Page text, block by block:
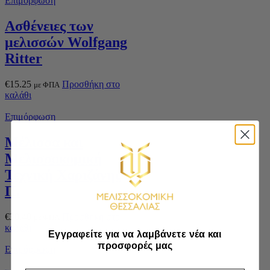
Ασθένειες των
μελισσών Wolfgang
Ritter
€15.25 με ΦΠΑ Προσθήκη στο
καλάθι
Επιμόρφωση
Μέλισσα και
Μελισσοκομική
Τεχνική Χαριζάνης
Π.
€30.40
καλάθι
Επιμόρφωση
Εγγραφείτε για να λαμβάνετε νέα και
προσφορές μας